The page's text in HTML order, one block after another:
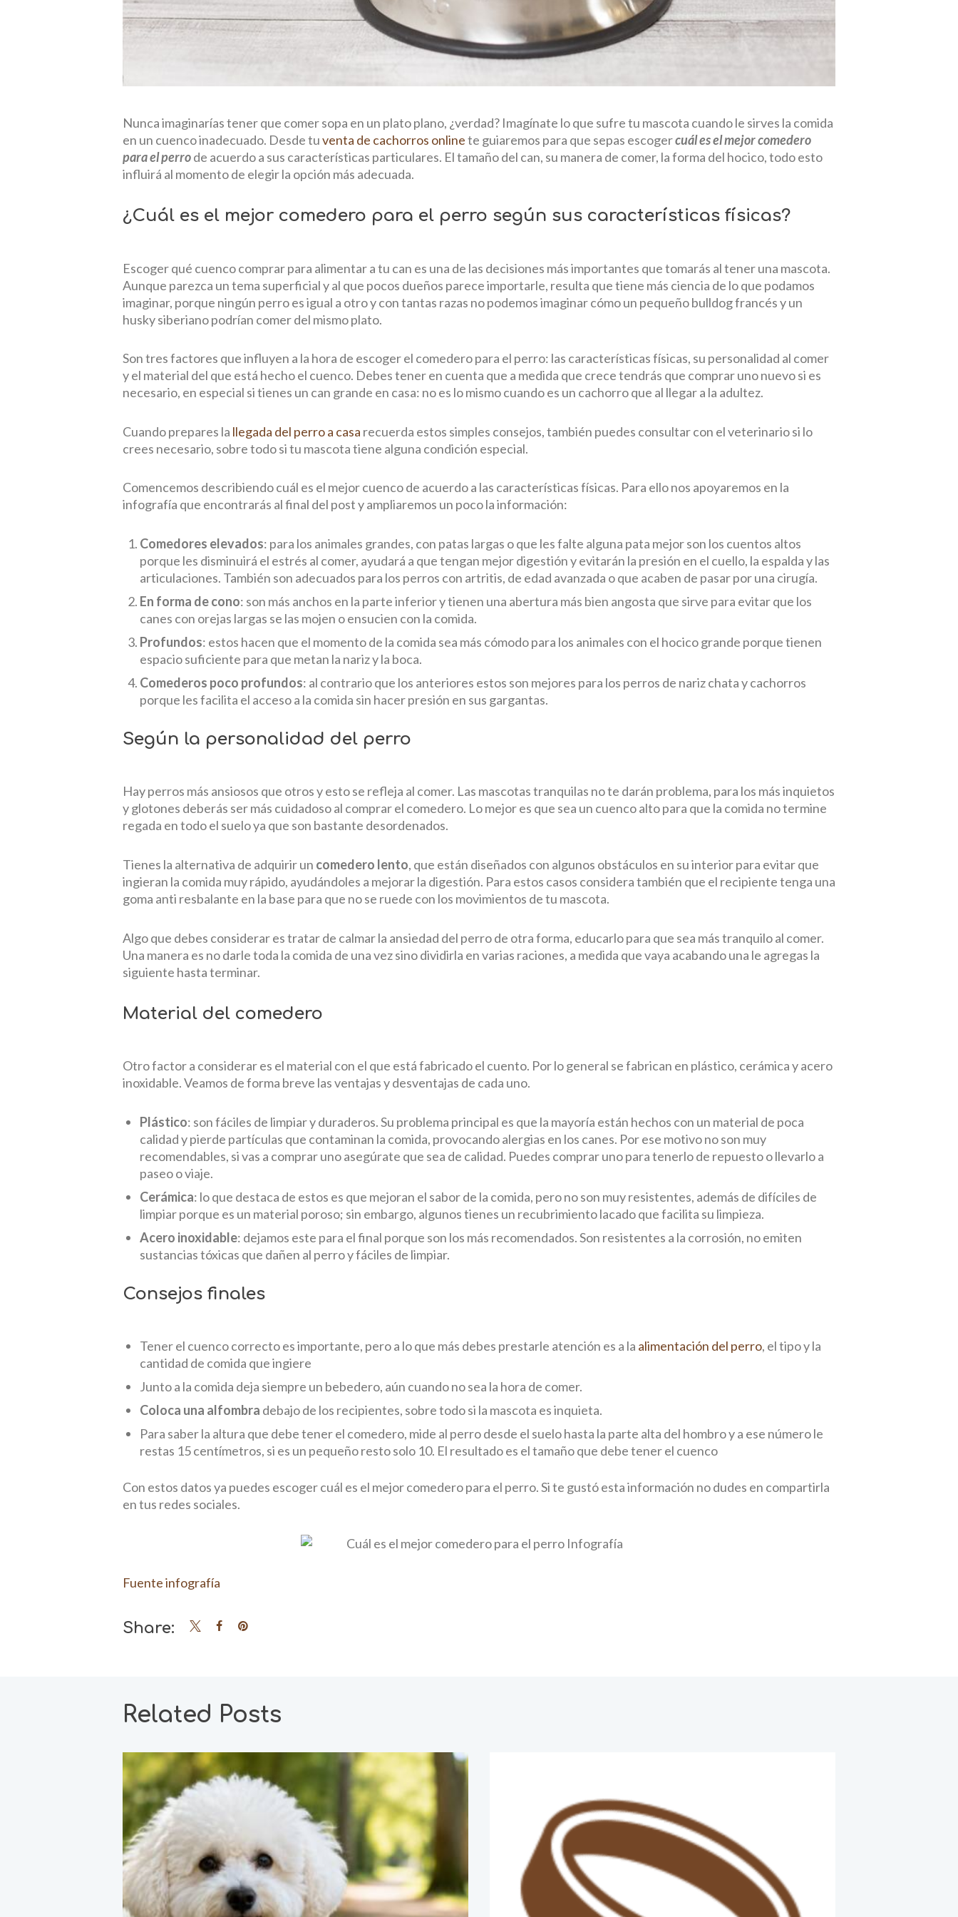
Nunca imaginarías tener que comer sopa en un plato plano, ¿verdad? Imagínate lo que sufre tu mascota cuando le sirves la comida
en un cuenco inadecuado. Desde tuventa de cachorros onlinete guiaremos para que sepas escogercuál es el mejor comedero
para el perrode acuerdo a sus características particulares. El tamaño del can, su manera de comer, la forma del hocico, todo esto
influirá al momento de elegir la opción más adecuada.
¿Cuál es el mejor comedero para el perro según sus características físicas?
Escoger qué cuenco comprar para alimentar a tu can es una de las decisiones más importantes que tomarás al tener una mascota.
Aunque parezca un tema superficial y al que pocos dueños parece importarle, resulta que tiene más ciencia de lo que podamos
imaginar, porque ningún perro es igual a otro y con tantas razas no podemos imaginar cómo un pequeño bulldog francés y un
husky siberiano podrían comer del mismo plato.
Son tres factores que influyen a la hora de escoger el comedero para el perro: las características físicas, su personalidad al comer
y el material del que está hecho el cuenco. Debes tener en cuenta que a medida que crece tendrás que comprar uno nuevo si es
necesario, en especial si tienes un can grande en casa: no es lo mismo cuando es un cachorro que al llegar a la adultez.
Cuando prepares la llegada del perro a casa recuerda estos simples consejos, también puedes consultar con el veterinario si lo
crees necesario, sobre todo si tu mascota tiene alguna condición especial.
Comencemos describiendo cuál es el mejor cuenco de acuerdo a las características físicas. Para ello nos apoyaremos en la
infografía que encontrarás al final del post y ampliaremos un poco la información:
Comedores elevados: para los animales grandes, con patas largas o que les falte alguna pata mejor son los cuentos altos
porque les disminuirá el estrés al comer, ayudará a que tengan mejor digestión y evitarán la presión en el cuello, la espalda y las
articulaciones. También son adecuados para los perros con artritis, de edad avanzada o que acaben de pasar por una cirugía.
En forma de cono: son más anchos en la parte inferior y tienen una abertura más bien angosta que sirve para evitar que los
canes con orejas largas se las mojen o ensucien con la comida.
Profundos: estos hacen que el momento de la comida sea más cómodo para los animales con el hocico grande porque tienen
espacio suficiente para que metan la nariz y la boca.
Comederos poco profundos: al contrario que los anteriores estos son mejores para los perros de nariz chata y cachorros
porque les facilita el acceso a la comida sin hacer presión en sus gargantas.
Según la personalidad del perro
Hay perros más ansiosos que otros y esto se refleja al comer. Las mascotas tranquilas no te darán problema, para los más inquietos
y glotones deberás ser más cuidadoso al comprar el comedero. Lo mejor es que sea un cuenco alto para que la comida no termine
regada en todo el suelo ya que son bastante desordenados.
Tienes la alternativa de adquirir un comedero lento, que están diseñados con algunos obstáculos en su interior para evitar que
ingieran la comida muy rápido, ayudándoles a mejorar la digestión. Para estos casos considera también que el recipiente tenga una
goma anti resbalante en la base para que no se ruede con los movimientos de tu mascota.
Algo que debes considerar es tratar de calmar la ansiedad del perro de otra forma, educarlo para que sea más tranquilo al comer.
Una manera es no darle toda la comida de una vez sino dividirla en varias raciones, a medida que vaya acabando una le agregas la
siguiente hasta terminar.
Material del comedero
Otro factor a considerar es el material con el que está fabricado el cuento. Por lo general se fabrican en plástico, cerámica y acero
inoxidable. Veamos de forma breve las ventajas y desventajas de cada uno.
Plástico: son fáciles de limpiar y duraderos. Su problema principal es que la mayoría están hechos con un material de poca
calidad y pierde partículas que contaminan la comida, provocando alergias en los canes. Por ese motivo no son muy
recomendables, si vas a comprar uno asegúrate que sea de calidad. Puedes comprar uno para tenerlo de repuesto o llevarlo a
paseo o viaje.
Cerámica: lo que destaca de estos es que mejoran el sabor de la comida, pero no son muy resistentes, además de difíciles de
limpiar porque es un material poroso; sin embargo, algunos tienes un recubrimiento lacado que facilita su limpieza.
Acero inoxidable: dejamos este para el final porque son los más recomendados. Son resistentes a la corrosión, no emiten
sustancias tóxicas que dañen al perro y fáciles de limpiar.
Consejos finales
Tener el cuenco correcto es importante, pero a lo que más debes prestarle atención es a la alimentación del perro, el tipo y la
cantidad de comida que ingiere
Junto a la comida deja siempre un bebedero, aún cuando no sea la hora de comer.
Coloca una alfombra debajo de los recipientes, sobre todo si la mascota es inquieta.
Para saber la altura que debe tener el comedero, mide al perro desde el suelo hasta la parte alta del hombro y a ese número le
restas 15 centímetros, si es un pequeño resto solo 10. El resultado es el tamaño que debe tener el cuenco
Con estos datos ya puedes escoger cuál es el mejor comedero para el perro. Si te gustó esta información no dudes en compartirla
en tus redes sociales.
Fuente infografía
Share:
Related Posts